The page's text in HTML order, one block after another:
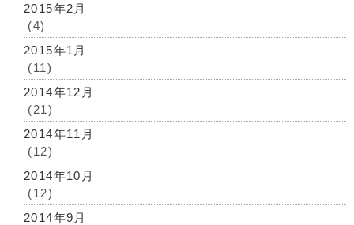
2015年2月
(4)
2015年1月
(11)
2014年12月
(21)
2014年11月
(12)
2014年10月
(12)
2014年9月